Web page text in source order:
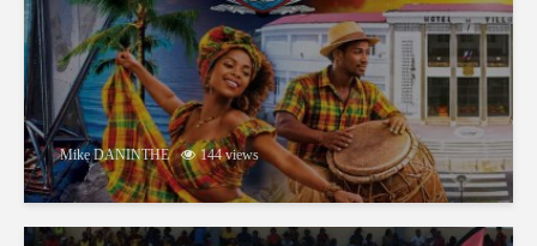
Mike DANINTHE 144 views